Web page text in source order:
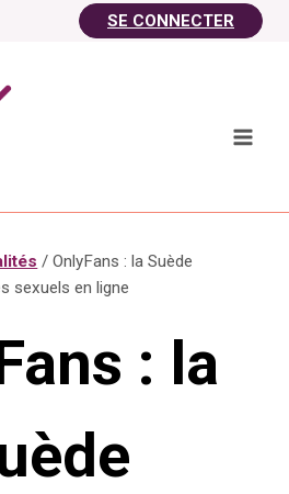
SE CONNECTER
/ OnlyFans : la Suède
sexuels en ligne
: la